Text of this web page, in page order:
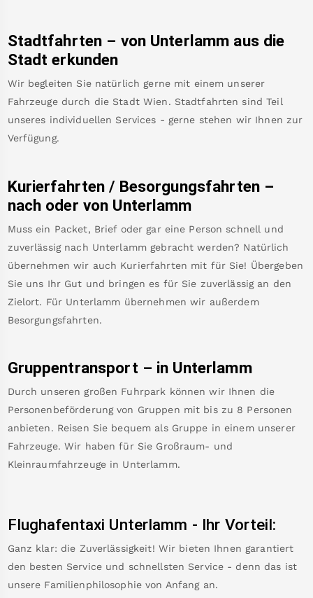
Stadtfahrten – von Unterlamm aus die
Stadt erkunden
Wir begleiten Sie natürlich gerne mit einem unserer
Fahrzeuge durch die Stadt Wien. Stadtfahrten sind Teil
unseres individuellen Services - gerne stehen wir Ihnen zur
Verfügung.
Kurierfahrten / Besorgungsfahrten –
nach oder von Unterlamm
Muss ein Packet, Brief oder gar eine Person schnell und
zuverlässig nach Unterlamm gebracht werden? Natürlich
übernehmen wir auch Kurierfahrten mit für Sie! Übergeben
Sie uns Ihr Gut und bringen es für Sie zuverlässig an den
Zielort. Für Unterlamm übernehmen wir außerdem
Besorgungsfahrten.
Gruppentransport – in Unterlamm
Durch unseren großen Fuhrpark können wir Ihnen die
Personenbeförderung von Gruppen mit bis zu 8 Personen
anbieten. Reisen Sie bequem als Gruppe in einem unserer
Fahrzeuge. Wir haben für Sie Großraum- und
Kleinraumfahrzeuge in Unterlamm.
Flughafentaxi Unterlamm - Ihr Vorteil:
Ganz klar: die Zuverlässigkeit! Wir bieten Ihnen garantiert
den besten Service und schnellsten Service - denn das ist
unsere Familienphilosophie von Anfang an.